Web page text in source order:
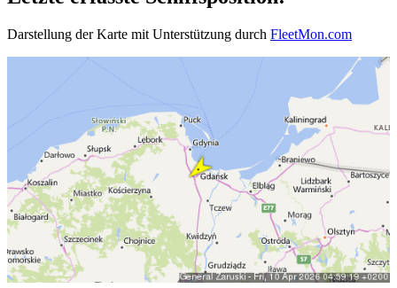
Darstellung der Karte mit Unterstützung durch FleetMon.com